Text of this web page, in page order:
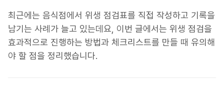
최근에는 음식점에서 위생 점검표를 직접 작성하고 기록을
남기는 사례가 늘고 있는데요, 이번 글에서는 위생 점검을
효과적으로 진행하는 방법과 체크리스트를 만들 때 유의해
야 할 점을 정리했습니다.